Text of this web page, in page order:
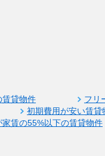
賃貸物件
フリ
初期費用が安い賃貸
賃の55%以下の賃貸物件